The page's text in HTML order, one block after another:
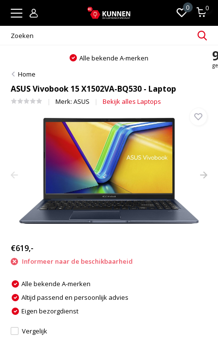
0 0
Altijd
Home
ASUS Vivobook 15 X1502VA-BQ530 - Laptop
Merk:ASUS Bekijk alles Laptops
€619,-
Informeer naar de beschikbaarheid
Alle bekende A-merken
Altijd passend en persoonlijk advies
Eigen bezorgdienst
Vergelijk